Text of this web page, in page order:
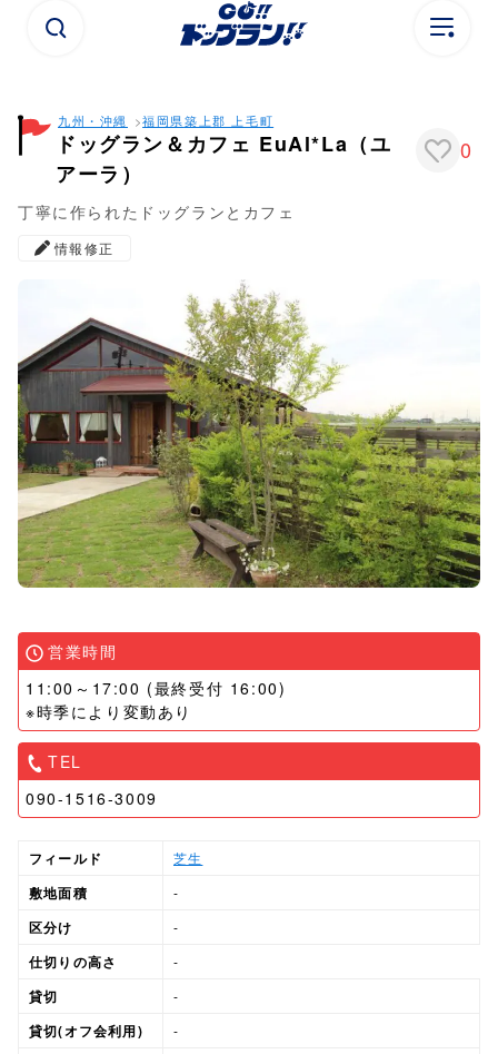
九州・沖縄 福岡県築上郡 上毛町
ドッグラン＆カフェ EuAl*La（ユ
アーラ）
0
丁寧に作られたドッグランとカフェ
情報修正
営業時間
11:00～17:00 (最終受付 16:00)
※時季により変動あり
TEL
090-1516-3009
フィールド 芝生
敷地面積 -
区分け -
仕切りの高さ -
貸切 -
貸切(オフ会利用) -